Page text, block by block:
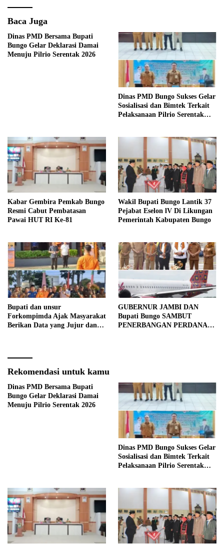
Baca Juga
Dinas PMD Bersama Bupati
Bungo Gelar Deklarasi Damai
Menuju Pilrio Serentak 2026
Dinas PMD Bungo Sukses Gelar
Sosialisasi dan Bimtek Terkait
Pelaksanaan Pilrio Serentak
Kabar Gembira Pemkab Bungo
Resmi Cabut Pembatasan
Pawai HUT RI Ke-81
Wakil Bupati Bungo Lantik 37
Pejabat Eselon lV Di Likungan
Pemerintah Kabupaten Bungo
Bupati dan unsur
Forkompimda Ajak Masyarakat
Berikan Data yang Jujur dan
GUBERNUR JAMBI DAN
Bupati Bungo SAMBUT
PENERBANGAN PERDANA
Rekomendasi untuk kamu
Dinas PMD Bersama Bupati
Bungo Gelar Deklarasi Damai
Menuju Pilrio Serentak 2026
Dinas PMD Bungo Sukses Gelar
Sosialisasi dan Bimtek Terkait
Pelaksanaan Pilrio Serentak